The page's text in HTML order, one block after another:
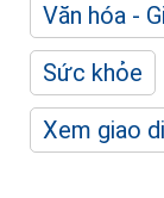
Văn hóa -
Sức khỏe
Xem giao